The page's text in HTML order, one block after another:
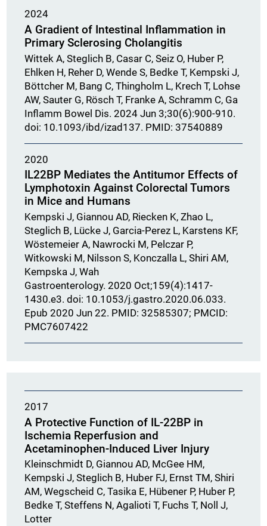
2024
A Gradient of Intestinal Inflammation in
Primary Sclerosing Cholangitis
Wittek A, Steglich B, Casar C, Seiz O, Huber P,
Ehlken H, Reher D, Wende S, Bedke T, Kempski J,
Böttcher M, Bang C, Thingholm L, Krech T, Lohse
AW, Sauter G, Rösch T, Franke A, Schramm C, Ga
Inflamm Bowel Dis. 2024 Jun 3;30(6):900-910.
doi: 10.1093/ibd/izad137. PMID: 37540889
2020
IL22BP Mediates the Antitumor Effects of
Lymphotoxin Against Colorectal Tumors
in Mice and Humans
Kempski J, Giannou AD, Riecken K, Zhao L,
Steglich B, Lücke J, Garcia-Perez L, Karstens KF,
Wöstemeier A, Nawrocki M, Pelczar P,
Witkowski M, Nilsson S, Konczalla L, Shiri AM,
Kempska J, Wah
Gastroenterology. 2020 Oct;159(4):1417-
1430.e3. doi: 10.1053/j.gastro.2020.06.033.
Epub 2020 Jun 22. PMID: 32585307; PMCID:
PMC7607422
2017
A Protective Function of IL-22BP in
Ischemia Reperfusion and
Acetaminophen-Induced Liver Injury
Kleinschmidt D, Giannou AD, McGee HM,
Kempski J, Steglich B, Huber FJ, Ernst TM, Shiri
AM, Wegscheid C, Tasika E, Hübener P, Huber P,
Bedke T, Steffens N, Agalioti T, Fuchs T, Noll J,
Lotter